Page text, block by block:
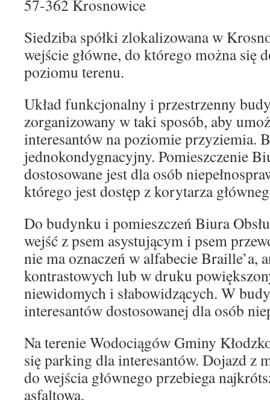
57-362 Krosnowice
Siedziba spółki zlokalizowana w
wejście główne, do którego można się
poziomu terenu.
Układ funkcjonalny i przestrzenny
zorganizowany w taki sposób, aby
interesantów na poziomie przyziemia.
jednokondygnacyjny. Pomieszczenie
dostosowane jest dla osób
którego jest dostęp z korytarza
Do budynku i pomieszczeń Biura
wejść z psem asystującym i psem
nie ma oznaczeń w alfabecie Braille’a,
kontrastowych lub w druku
niewidomych i słabowidzących. W
interesantów dostosowanej dla osób
Na terenie Wodociągów Gminy
się parking dla interesantów. Dojazd z
do wejścia głównego przebiega
asfaltową.